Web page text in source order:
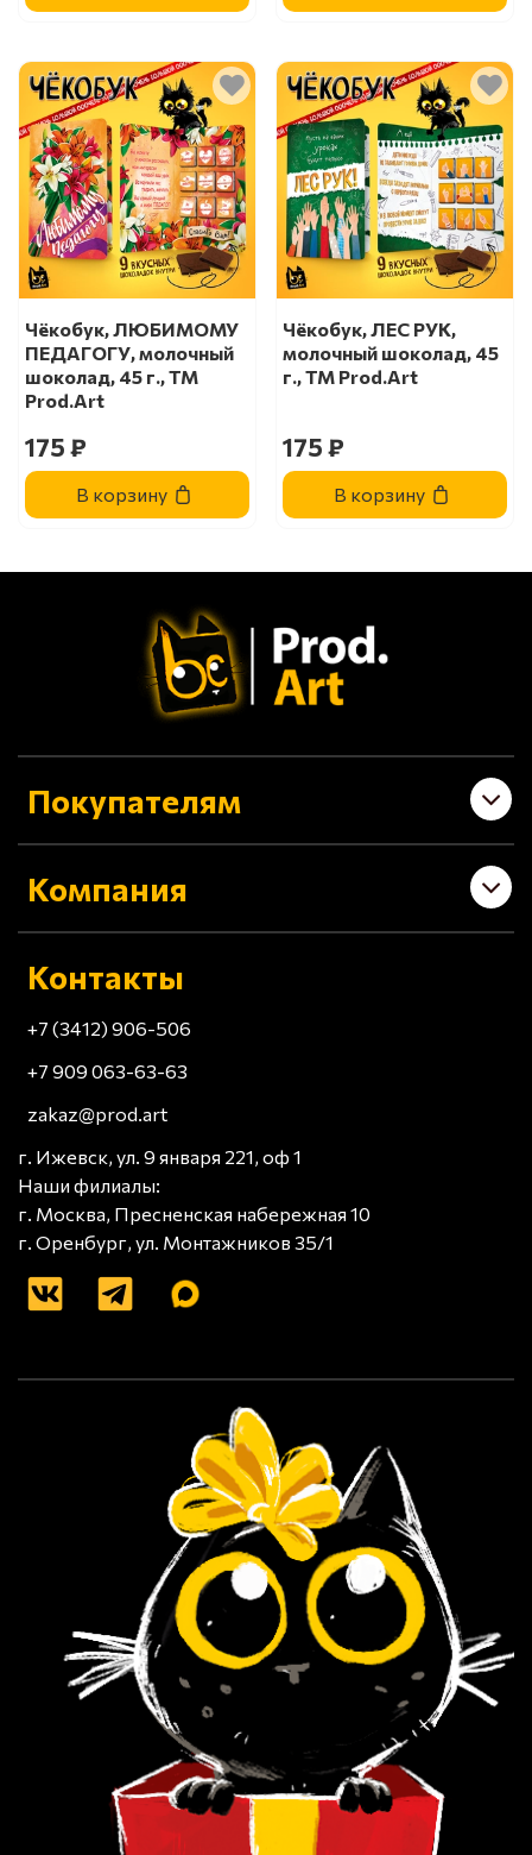
Чёкобук, ЛЮБИМОМУ
ПЕДАГОГУ, молочный
шоколад, 45 г., TM
Prod.Art
175 ₽
В корзину
Чёкобук, ЛЕС РУК,
молочный шоколад, 45
г., TM Prod.Art
175 ₽
В корзину
Покупателям
Компания
Контакты
+7 (3412) 906-506
+7 909 063-63-63
zakaz@prod.art
г. Ижевск, ул. 9 января 221, оф 1
Наши филиалы:
г. Москва, Пресненская набережная 10
г. Оренбург, ул. Монтажников 35/1